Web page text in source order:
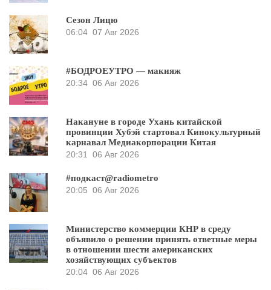
Сезон Лицю
06:04 07 Авг 2026
#БОДРОЕУТРО — макияж
20:34 06 Авг 2026
Накануне в городе Ухань китайской
провинции Хубэй стартовал Кинокультурный
карнавал Медиакорпорации Китая
20:31 06 Авг 2026
#подкаст@radiometro
20:05 06 Авг 2026
Министерство коммерции КНР в среду
объявило о решении принять ответные меры
в отношении шести американских
хозяйствующих субъектов
20:04 06 Авг 2026